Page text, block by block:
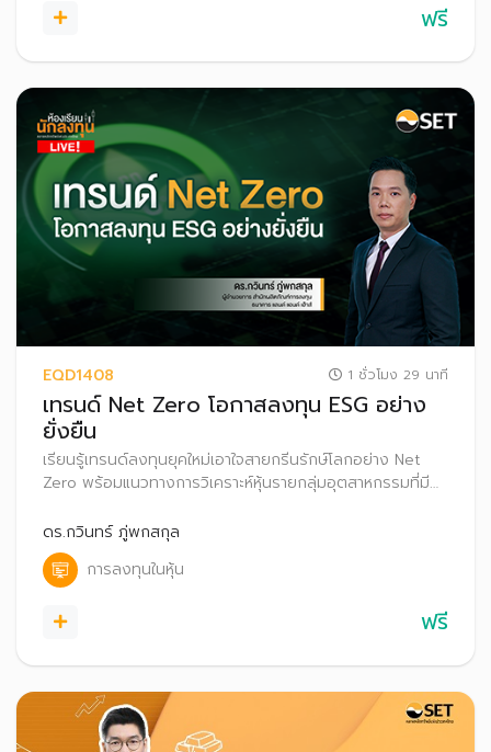
ฟรี
EQD1408 1 ชั่วโมง 29 นาที
เทรนด์ Net Zero โอกาสลงทุน ESG อย่าง
ยั่งยืน
เรียนรู้เทรนด์ลงทุนยุคใหม่เอาใจสายกรีนรักษ์โลกอย่าง Net
Zero พร้อมแนวทางการวิเคราะห์หุ้นรายกลุ่มอุตสาหกรรมที่มี
ผลตอบแทนที่ดีในระยะยาวอย่างยั่งยืน
ดร.กวินทร์ ภู่พกสกุล
การลงทุนในหุ้น
ฟรี